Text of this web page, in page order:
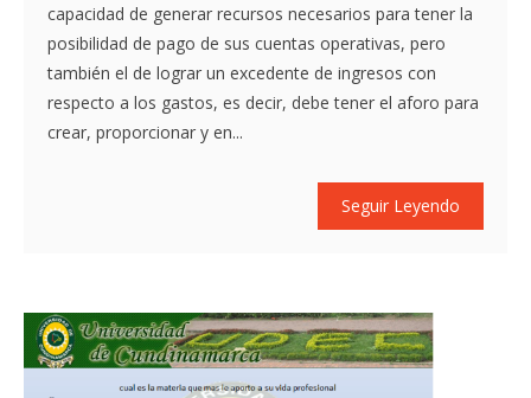
capacidad de generar recursos necesarios para tener la
posibilidad de pago de sus cuentas operativas, pero
también el de lograr un excedente de ingresos con
respecto a los gastos, es decir, debe tener el aforo para
crear, proporcionar y en...
Seguir Leyendo